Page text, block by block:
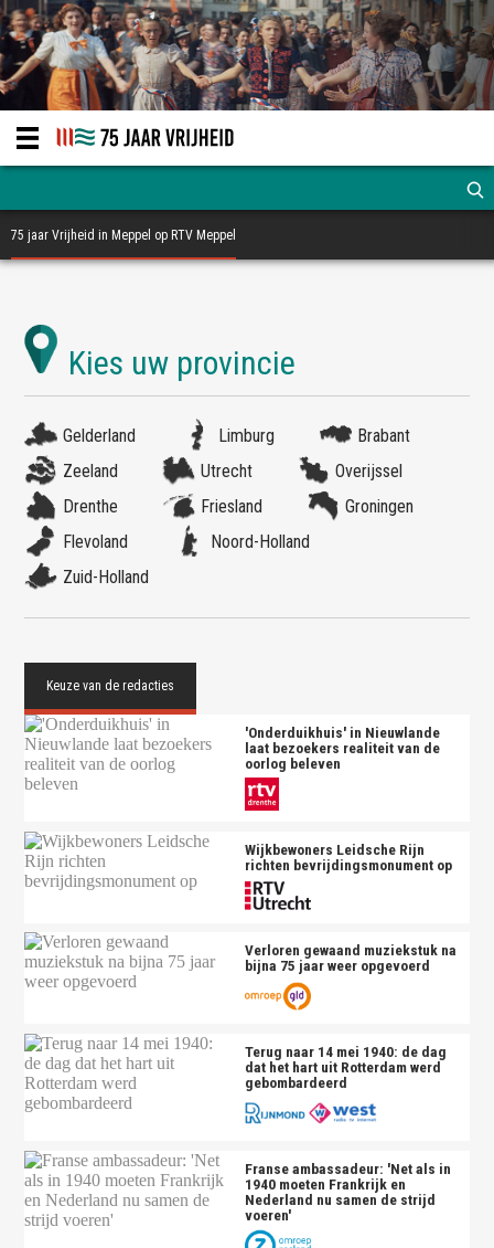
75 jaar Vrijheid in Meppel op RTV Meppel
Gelderland Limburg
Brabant
Zeeland
Utrecht
Overijssel
Drenthe
Friesland
Groningen
Flevoland
Noord-Holland
Zuid-Holland
'Onderduikhuis' in Nieuwlande
laat bezoekers realiteit van de
oorlog beleven
Wijkbewoners Leidsche Rijn
richten bevrijdingsmonument op
Verloren gewaand muziekstuk na
bijna 75 jaar weer opgevoerd
Terug naar 14 mei 1940: de dag
dat het hart uit Rotterdam werd
gebombardeerd
Franse ambassadeur: 'Net als in
1940 moeten Frankrijk en
Nederland nu samen de strijd
voeren'